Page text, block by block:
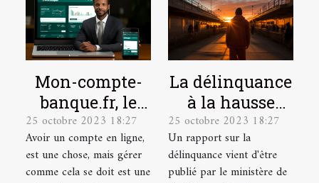
Mon-compte-
banque.fr, le
site idéal pour
la gestion de
vos comptes en
25 octobre 2023 18:27
Avoir un compte en ligne,
est une chose, mais gérer
comme cela se doit est une
La délinquance
à la hausse
depuis le
déconfinement
25 octobre 2023 18:27
Un rapport sur la
délinquance vient d'être
publié par le ministère de